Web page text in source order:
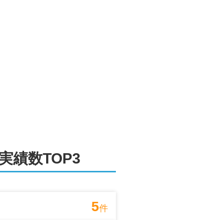
い！
スタッフが在籍しているだけでな
明と親切な対応でサポートいたし
績数TOP3
5件